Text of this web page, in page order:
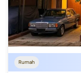
Rumah